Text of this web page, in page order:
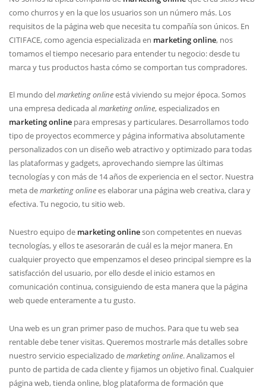
como churros y en la que los usuarios son un número más. Los
requisitos de la página web que necesita tu compañía son únicos. En
CITIFACE, como agencia especializada en marketing online, nos
tomamos el tiempo necesario para entender tu negocio: desde tu
marca y tus productos hasta cómo se comportan tus compradores.
El mundo delmarketing onlineestá viviendo su mejor época. Somos
una empresa dedicada almarketing online, especializados en
marketing online para empresas y particulares. Desarrollamos todo
tipo de proyectos ecommerce y página informativa absolutamente
personalizados con un diseño web atractivo y optimizado para todas
las plataformas y gadgets, aprovechando siempre las últimas
tecnologías y con más de 14 años de experiencia en el sector. Nuestra
meta demarketing onlinees elaborar una página web creativa, clara y
efectiva. Tu negocio, tu sitio web.
Nuestro equipo de marketing onlineson competentes en nuevas
tecnologí­as, y ellos te asesorarán de cuál es la mejor manera. En
cualquier proyecto que empenzamos el deseo principal siempre es la
satisfacción del usuario, por ello desde el inicio estamos en
comunicación continua, consiguiendo de esta manera que la página
web quede enteramente a tu gusto.
Una web es un gran primer paso de muchos. Para que tu web sea
rentable debe tener visitas. Queremos mostrarle más detalles sobre
nuestro servicio especializado demarketing online. Analizamos el
punto de partida de cada cliente y fijamos un objetivo final. Cualquier
página web, tienda online, blog plataforma de formación que